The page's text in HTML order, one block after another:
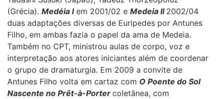
(Grécia). Medéia Iem 2001/02 e Medeia II 2002/04
duas adaptações diversas de Euripedes por Antunes
Filho, em ambas fazia o papel da ama de Medeia.
Também no CPT, ministrou aulas de corpo, voz e
interpretação aos atores iniciantes além de coordenar
o grupo de dramaturgia. Em 2009 a convite de
Antunes Filho volta em cartaz com O Poente do Sol
Nascente no Prêt-à-Porter coletânea, com